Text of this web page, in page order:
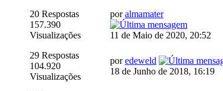
20 Respostas
157.390
Visualizações
poralmamater
11 de Maio de 2020, 20:52
29 Respostas
104.920
Visualizações
poredeweld
18 de Junho de 2018, 16:19